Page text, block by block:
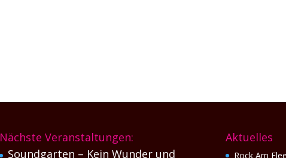
Nächste Veranstaltungen:
Soundgarten – Kein Wunder und
Aktuelles
Rock Am